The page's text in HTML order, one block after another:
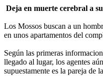
Deja en muerte cerebral a
Los Mossos buscan a un
en unos apartamentos del
Según las primeras
llegado al lugar, los agentes
supuestamente es la pareja de